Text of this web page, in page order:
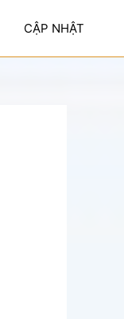
CẬP NHẬT